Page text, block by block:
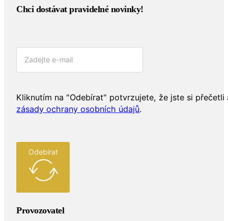
Chci dostávat pravidelné novinky!​
Kliknutím na "Odebírat" potvrzujete, že jste si přečetli
zásady ochrany osobních údajů.
Odebírat
Provozovatel